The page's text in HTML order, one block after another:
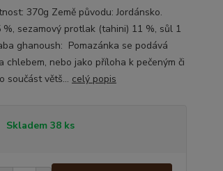
370g Země původu: Jordánsko.
sezamový protlak (tahini) 11 %, sůl 1
ghanoush: Pomazánka se podává
chlebem, nebo jako příloha k pečeným či
součást větš... celý popis
Skladem 38 ks